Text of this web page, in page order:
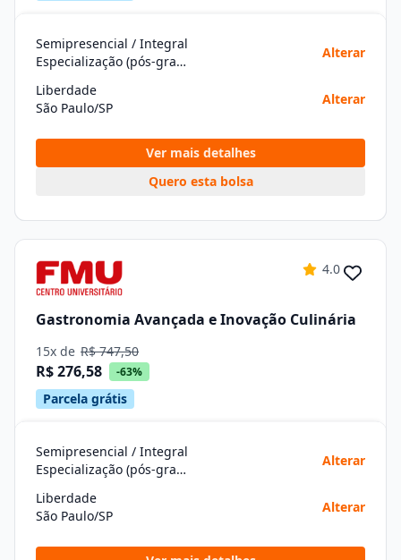
Semipresencial / Integral
Especialização (pós-graduação)
Alterar
Liberdade
São Paulo/SP
Alterar
Ver mais detalhes
Quero esta bolsa
4.0
Gastronomia Avançada e Inovação Culinária
15x de R$ 747,50
R$ 276,58 -63%
Parcela grátis
Semipresencial / Integral
Especialização (pós-graduação)
Alterar
Liberdade
São Paulo/SP
Alterar